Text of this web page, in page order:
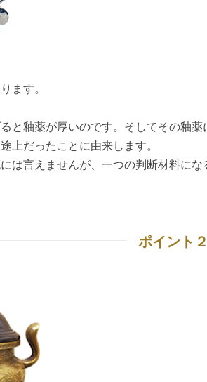
ます。
と釉薬が厚いのです。そしてその釉薬
上だったことに由来します。
は言えませんが、一つの判断材料にな
ポイント２